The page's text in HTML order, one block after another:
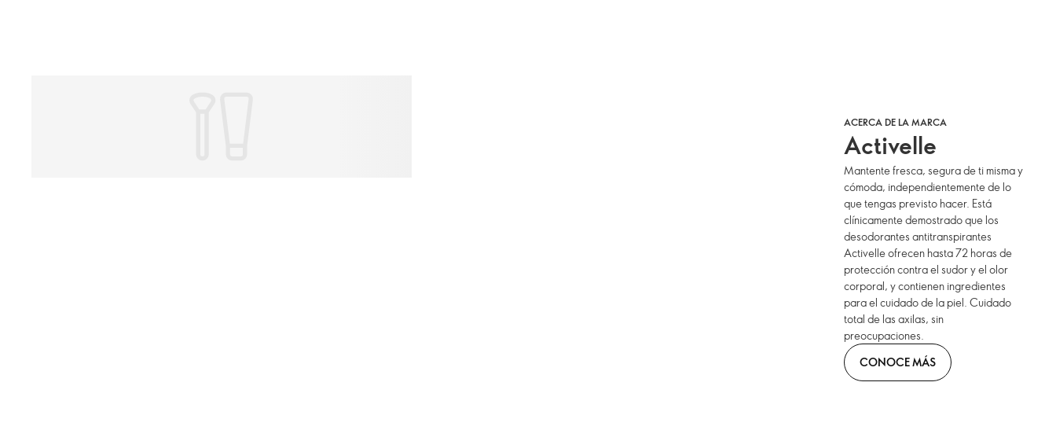
ACERCA DE LA MARCA
Activelle
Mantente fresca, segura de ti misma y
cómoda, independientemente de lo
que tengas previsto hacer. Está
clínicamente demostrado que los
desodorantes antitranspirantes
Activelle ofrecen hasta 72 horas de
protección contra el sudor y el olor
corporal, y contienen ingredientes
para el cuidado de la piel. Cuidado
total de las axilas, sin
preocupaciones.
CONOCE MÁS